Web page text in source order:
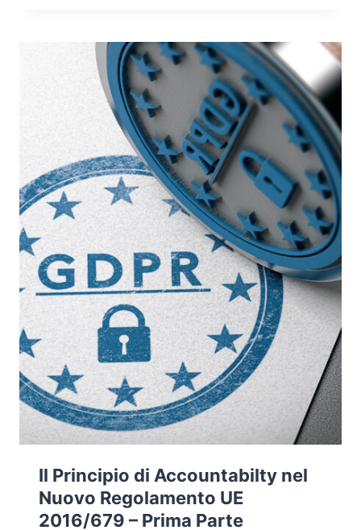
DELLE
ATTIVITÀ
DI
TRATTAMENTO:
ELEMENTI
MINIMI
PER
TITOLARI
E
RESPONSABILI
Il Principio di Accountabilty nel
Nuovo Regolamento UE
2016/679 – Prima Parte